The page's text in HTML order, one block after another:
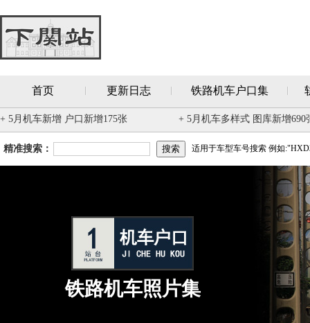
首页 更新日志 铁路机车户口集
+ 5月机车新增 户口新增175张 + 5月机车多样式 图库新增690
精准搜索： 适用于车型车号搜索 例如
铁路机车照片集